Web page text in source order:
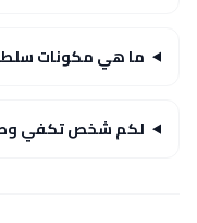
ما هي مكونات سلطة
لكم شخص تكفي